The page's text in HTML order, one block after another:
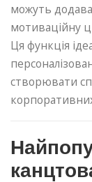
можуть
мотиваційну
Ця функція
створювати